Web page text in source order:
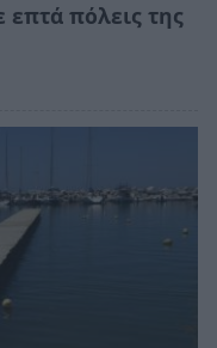
επτά πόλεις της